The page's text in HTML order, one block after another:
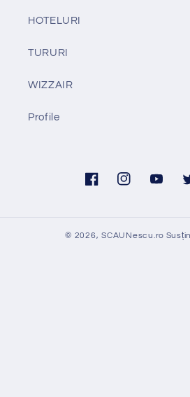
HOTELURI
TURURI
WIZZAIR
Profile
FacebookInstagram
© 2026,SCAUNescu.ro